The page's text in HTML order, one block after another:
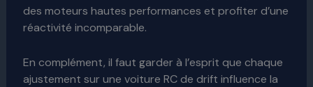
des moteurs hautes performances et profiter d’une
réactivité incomparable.
En complément, il faut garder à l’esprit que chaque
ajustement sur une voiture RC de drift influence la